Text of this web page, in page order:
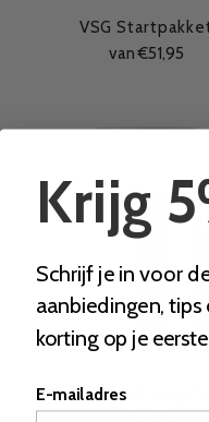
VSG
van €51,95
Biotine 5.000 mcg,
Krijg
Schrijf je in voor
aanbiedingen, tips
korting op je
E-mailadres